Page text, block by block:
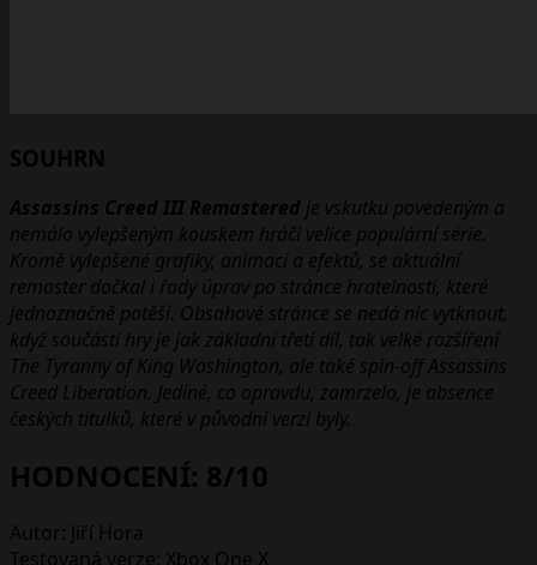
SOUHRN
Assassins Creed III Remastered je vskutku povedeným a
nemálo vylepšeným kouskem hráči velice populární série.
Kromě vylepšené grafiky, animací a efektů, se aktuální
remaster dočkal i řady úprav po stránce hratelnosti, které
jednoznačně potěší. Obsahové stránce se nedá nic vytknout,
když součástí hry je jak základní třetí díl, tak velké rozšíření
The Tyranny of King Washington, ale také spin-off Assassins
Creed Liberation. Jediné, co opravdu, zamrzelo, je absence
českých titulků, které v původní verzi byly.
HODNOCENÍ: 8/10
Autor: Jiří Hora
Testovaná verze: Xbox One X